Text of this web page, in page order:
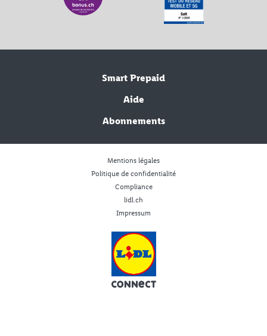
Smart Prepaid
Aide
Abonnements
Mentions légales
Politique de confidentialité
Compliance
lidl.ch
Impressum